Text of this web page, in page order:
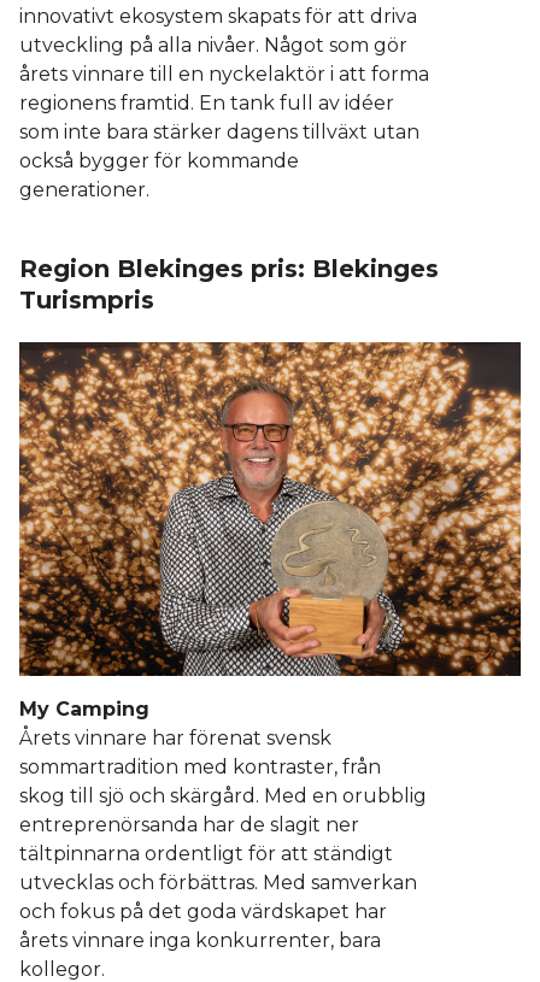
innovativt ekosystem skapats för att driva
utveckling på alla nivåer. Något som gör
årets vinnare till en nyckelaktör i att forma
regionens framtid. En tank full av idéer
som inte bara stärker dagens tillväxt utan
också bygger för kommande
generationer.
Region Blekinges pris: Blekinges
Turismpris
My Camping
Årets vinnare har förenat svensk
sommartradition med kontraster, från
skog till sjö och skärgård. Med en orubblig
entreprenörsanda har de slagit ner
tältpinnarna ordentligt för att ständigt
utvecklas och förbättras. Med samverkan
och fokus på det goda värdskapet har
årets vinnare inga konkurrenter, bara
kollegor.